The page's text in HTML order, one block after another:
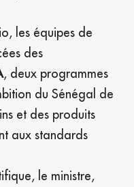
les équipes de
des
, deux programmes
du Sénégal de
et des produits
aux standards
le ministre,